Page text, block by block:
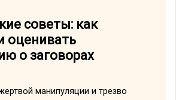
советы: как
оценивать
о заговорах
манипуляции и трезво